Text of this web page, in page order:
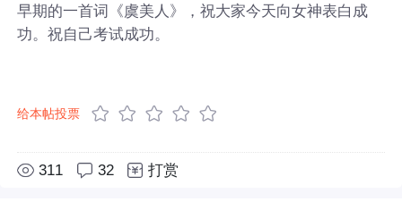
早期的一首词《虞美人》，祝大家今天向女神表白成
功。祝自己考试成功。
给本帖投票
311 32 打赏